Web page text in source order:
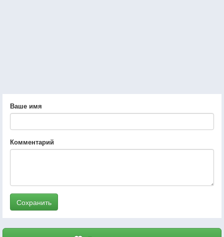
Ваше имя
Комментарий
Сохранить